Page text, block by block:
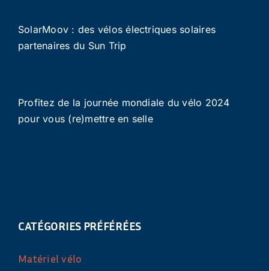
SolarMoov : des vélos électriques solaires
partenaires du Sun Trip
Profitez de la journée mondiale du vélo 2024
pour vous (re)mettre en selle
CATÉGORIES PRÉFÉRÉES
Matériel vélo